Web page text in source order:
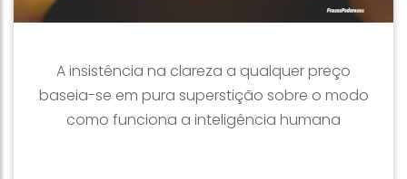
A insistência na clareza a qualquer preço
baseia-se em pura superstição sobre o modo
como funciona a inteligência humana